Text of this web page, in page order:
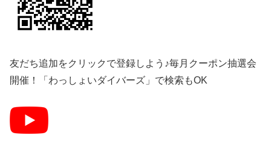
友だち追加をクリックで登録しよう♪毎月クーポン抽選会
開催！「わっしょいダイバーズ」で検索もOK